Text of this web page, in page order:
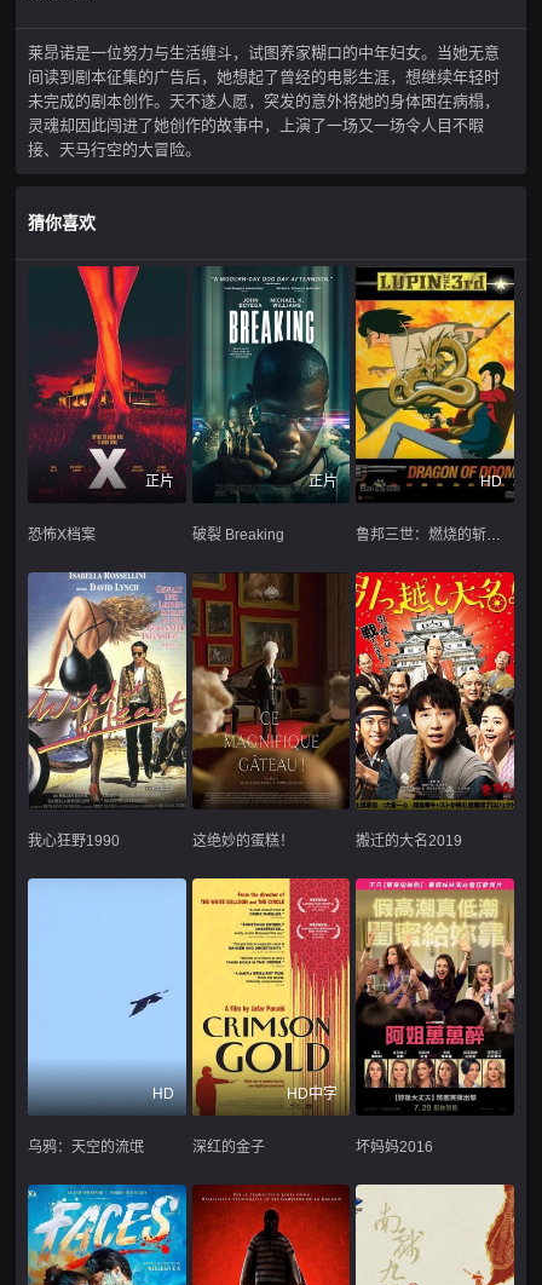
莱昂诺是一位努力与生活缠斗，试图养家糊口的中年妇女。当她无意
间读到剧本征集的广告后，她想起了曾经的电影生涯，想继续年轻时
未完成的剧本创作。天不遂人愿，突发的意外将她的身体困在病榻，
灵魂却因此闯进了她创作的故事中，上演了一场又一场令人目不暇
接、天马行空的大冒险。
猜你喜欢
正片
恐怖X档案
正片
破裂 Breaking
HD
鲁邦三世：燃烧的斩铁剑
我心狂野1990 这绝妙的蛋糕！ 搬迁的大名2019
HD
乌鸦：天空的流氓
HD中字
深红的金子 坏妈妈2016